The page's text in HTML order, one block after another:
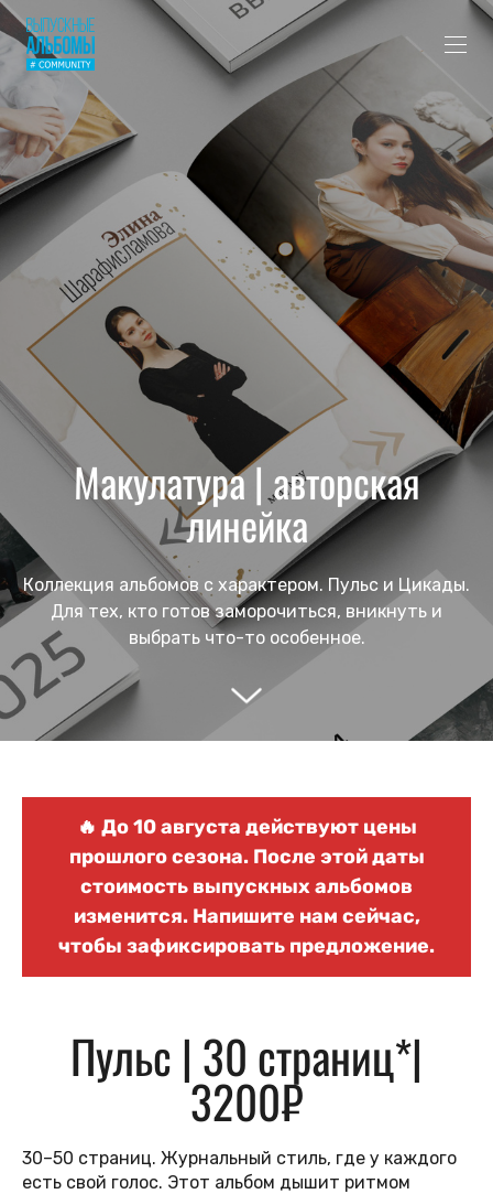
Макулатура | авторская
линейка
Коллекция альбомов с характером. Пульс и Цикады.
Для тех, кто готов заморочиться, вникнуть и
выбрать что-то особенное.
🔥 До10 августа действуют цены
прошлого сезона. После этой даты
стоимость выпускных альбомов
изменится. Напишите нам сейчас,
чтобы зафиксировать предложение.
Пульс | 30 страниц*|
3200₽
30–50 страниц. Журнальный стиль, где у каждого
есть свой голос. Этот альбом дышит ритмом